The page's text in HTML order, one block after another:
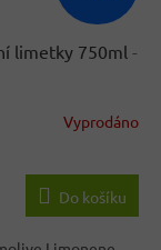
limetky 750ml -
Vyprodáno
Do košíku